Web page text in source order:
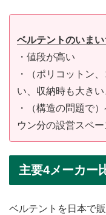
ベルテントのいまい
・値段が高い
・（ポリコットン
い、収納時も大き
・（構造の問題で
ウン分の設営スペ
主要4メーカー
ベルテントを日本で